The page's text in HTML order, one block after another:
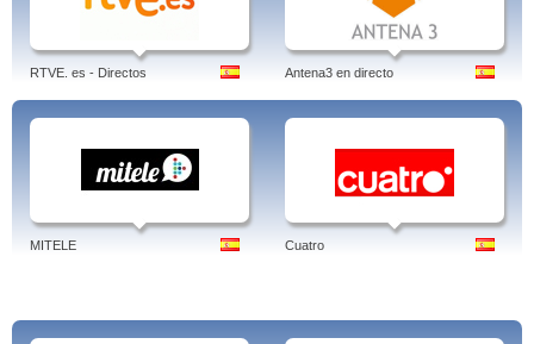
Tags: disney videos, disney videojuegos, logo, 1993, 1995, musicales,
youtube, music awards, altervista, games
RTVE. es - Directos Antena3 en directo
MITELE Cuatro